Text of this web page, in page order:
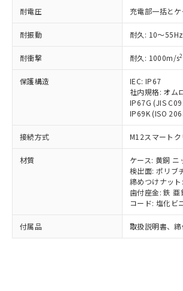
耐電圧 充電部一括と
耐振動 耐久: 10～
耐衝撃 耐久: 1000m/s2
保護構造
IEC: IP67
社内規格: オム
IP67G (JIS
IP69K (ISO
接続方式 M12スマート
材質
ケース: 黄銅 ニ
検出面: ポリブ
締めつけナッ
歯付座金: 鉄 亜
コード: 塩化ビ
付属品 取扱説明書、
記載している更新日時点で
タに基づき作成されるもの
覧された時点での実際の在
準価格とは異なる場合があ
了承ください。
様のお取引先、またはお客
ムロン制御機器販売店・当
ご相談ください。
オムロン制御機器販売店や
販売ネットワーク
在庫状況および標準価格結
事前の承諾なく第三者に漏
示しないようお願いします。
マイパーツ機能（部品リス
ビス）をご利用いただくに
メンバーズにご登録されてい
あります。
*EU RoHS指令（10物質）：
ミウム(Cd) 100ppm以下、
六価クロム(Cr(Ⅵ)) 1000ppm以下、ポリ臭
類(PBB) 1000ppm以下、ポリ臭化ジフェニ
(PBDE) 1000ppm以下、フタル酸ビス(2-エ
ル) (DEHP)(別名：DOP) 1000ppm以下、
ルベンジル（BBP） 1000ppm以下、フタル
（DBP） 1000ppm以下、フタル酸ジイソ
但し、RoHS指令で産業用監視および制御
フタル酸エステル類の４物質については閾
図的な使用がないことを確認しています。
部品在庫の切り替え状況などによ
月が前後することがあります。
Pb(鉛) :1000ppm、 Hg(水銀) : 1000ppm、
Cr(Ⅵ)(六価クロム) : 1000ppm、 PBBs(ポ
ニル類) : 1000ppm、 PBDEs(ポリ臭化ジフ
DBP(フタル酸ジブチル) : 1000ppm、 DIBP(
イソブチル) : 1000ppm、 BBP(フタル酸ブ
DEHP(フタル酸ビス(2-エチルヘキシル)) :
※2 環境保護使用期限
「ｅ」：有害物質（10物質）の
準値以下であることを示します。
「10」：通常の使用状況下におい
質が外部に漏えいし、環境に深刻
「－」：未確認です。当社販売部
（以下｢規制貨物等」という
または国外への提供する場
国政府の輸出許可(または役
可)を取得するなどの必要な
当社は規制貨物を破棄する
全に破砕するなど、違法に輸
いよう必要な手段を講じま
当社は貴社製品を、核兵器
ル、化学兵器、生物兵器ま
武器並びにこれらの製造装
使用いたしません。
当社は、貴社製品を第三者
場合は、上記1、2および3
該第三者に通知します。ま
販売先および販売に係わる関
法に輸出するおそれがある
り引きをいたしません。
一定数以上の在庫あり
一定数には満たないが
在庫なし(最新の在庫状
いては、お客様のお取
たはお客様担当のオム
機器販売店・当社販売
認ください)
受注生産機種、また在
情報を公開していない